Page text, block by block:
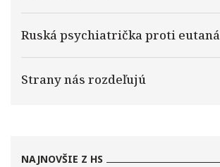
Ruská psychiatrička proti
Strany nás rozdeľujú
NAJNOVŠIE Z HS